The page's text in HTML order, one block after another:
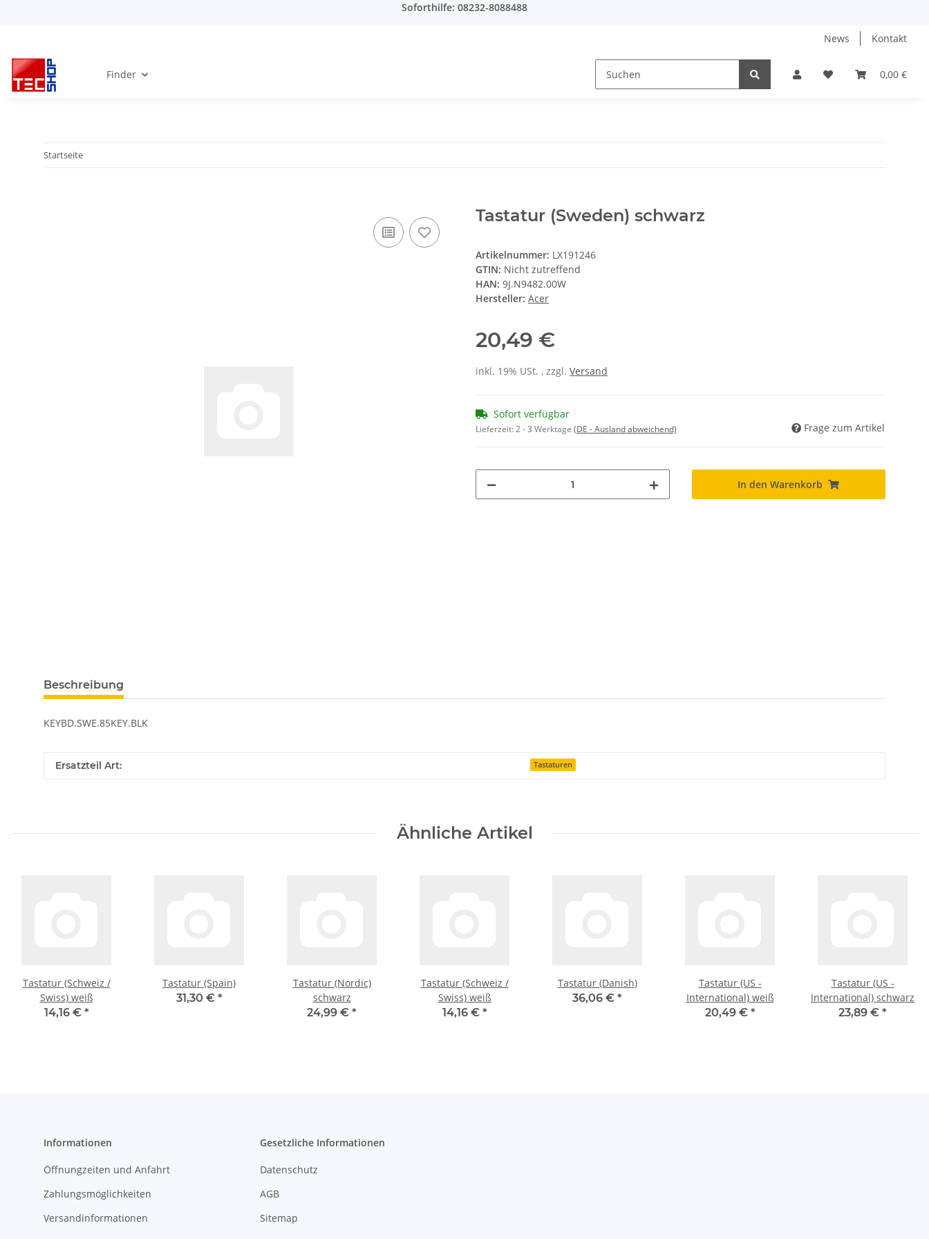
Soforthilfe: 08232-8088488
News Kontakt
0,00 €
Finder
Startseite
Tastatur (Sweden) schwarz
Artikelnummer: LX191246
GTIN: Nicht zutreffend
HAN: 9J.N9482.00W
Hersteller: Acer
20,49 €
inkl. 19% USt. , zzgl. Versand
Sofort verfügbar
Lieferzeit:2 - 3 Werktage (DE - Ausland abweichend) Frage zum Artikel
In den Warenkorb
Beschreibung
KEYBD.SWE.85KEY.BLK
Ersatzteil Art: Tastaturen
Ähnliche Artikel
Tastatur (Schweiz /
Swiss) weiß
14,16 € *
Tastatur (Spain)
31,30 € *
Tastatur (Nordic)
schwarz
24,99 € *
Tastatur (Schweiz /
Swiss) weiß
14,16 € *
Tastatur (Danish)
36,06 € *
Tastatur (US -
International) weiß
20,49 € *
Tastatur (US -
International) schwarz
23,89 € *
Informationen
Öffnungzeiten und Anfahrt
Zahlungsmöglichkeiten
Versandinformationen
Gesetzliche Informationen
Datenschutz
AGB
Sitemap